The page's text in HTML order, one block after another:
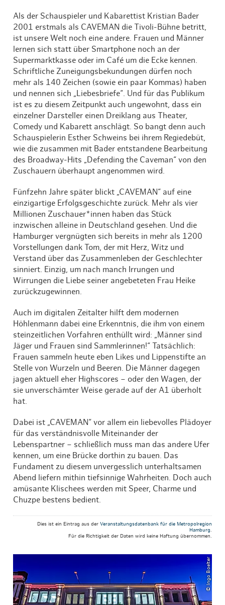
Als der Schauspieler und Kabarettist Kristian Bader
2001 erstmals als CAVEMAN die Tivoli-Bühne betritt,
ist unsere Welt noch eine andere. Frauen und Männer
lernen sich statt über Smartphone noch an der
Supermarktkasse oder im Café um die Ecke kennen.
Schriftliche Zuneigungsbekundungen dürfen noch
mehr als 140 Zeichen (sowie ein paar Kommas) haben
und nennen sich „Liebesbriefe“. Und für das Publikum
ist es zu diesem Zeitpunkt auch ungewohnt, dass ein
einzelner Darsteller einen Dreiklang aus Theater,
Comedy und Kabarett anschlägt. So bangt denn auch
Schauspielerin Esther Schweins bei ihrem Regiedebüt,
wie die zusammen mit Bader entstandene Bearbeitung
des Broadway-Hits „Defending the Caveman“ von den
Zuschauern überhaupt angenommen wird.
Fünfzehn Jahre später blickt „CAVEMAN“ auf eine
einzigartige Erfolgsgeschichte zurück. Mehr als vier
Millionen Zuschauer*innen haben das Stück
inzwischen alleine in Deutschland gesehen. Und die
Hamburger vergnügten sich bereits in mehr als 1200
Vorstellungen dank Tom, der mit Herz, Witz und
Verstand über das Zusammenleben der Geschlechter
sinniert. Einzig, um nach manch Irrungen und
Wirrungen die Liebe seiner angebeteten Frau Heike
zurückzugewinnen.
Auch im digitalen Zeitalter hilft dem modernen
Höhlenmann dabei eine Erkenntnis, die ihm von einem
steinzeitlichen Vorfahren enthüllt wird: „Männer sind
Jäger und Frauen sind Sammlerinnen!“ Tatsächlich:
Frauen sammeln heute eben Likes und Lippenstifte an
Stelle von Wurzeln und Beeren. Die Männer dagegen
jagen aktuell eher Highscores – oder den Wagen, der
sie unverschämter Weise gerade auf der A1 überholt
hat.
Dabei ist „CAVEMAN“ vor allem ein liebevolles Plädoyer
für das verständnisvolle Miteinander der
Lebenspartner – schließlich muss man das andere Ufer
kennen, um eine Brücke dorthin zu bauen. Das
Fundament zu diesem unvergesslich unterhaltsamen
Abend liefern mithin tiefsinnige Wahrheiten. Doch auch
amüsante Klischees werden mit Speer, Charme und
Chuzpe bestens bedient.
Dies ist ein Eintrag aus der Veranstaltungsdatenbank für die Metropolregion
Hamburg.
Für die Richtigkeit der Daten wird keine Haftung übernommen.
© Ingo Boelter